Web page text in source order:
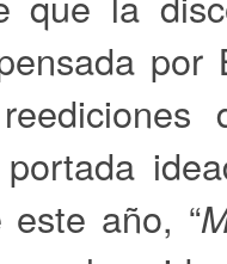
este año, “